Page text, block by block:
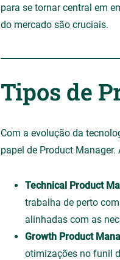
para se tornar central em
do mercado são cruciais.
Tipos de
Com a evolução da
papel de Product
Technical Product
trabalha de perto
alinhadas com as
Growth Product
otimizações no funil